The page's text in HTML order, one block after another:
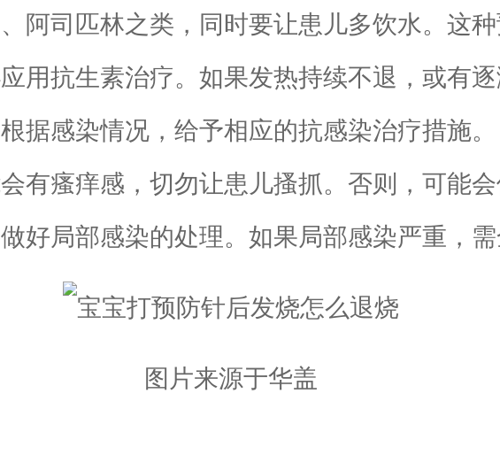
阿司匹林之类，同时要让患儿多饮水。这
用抗生素治疗。如果发热持续不退，或有
据感染情况，给予相应的抗感染治疗措施。
瘙痒感，切勿让患儿搔抓。否则，可能会
好局部感染的处理。如果局部感染严重，需
图片来源于华盖